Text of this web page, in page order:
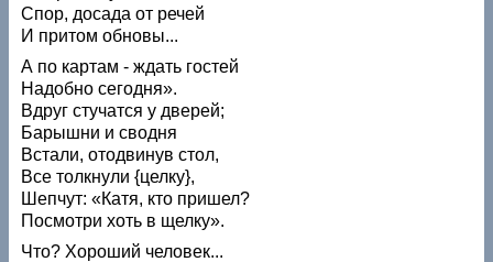
Спор, досада от речей
И притом обновы...
А по картам - ждать гостей
Надобно сегодня».
Вдруг стучатся у дверей;
Барышни и сводня
Встали, отодвинув стол,
Все толкнули {целку},
Шепчут: «Катя, кто пришел?
Посмотри хоть в щелку».
Что? Хороший человек...